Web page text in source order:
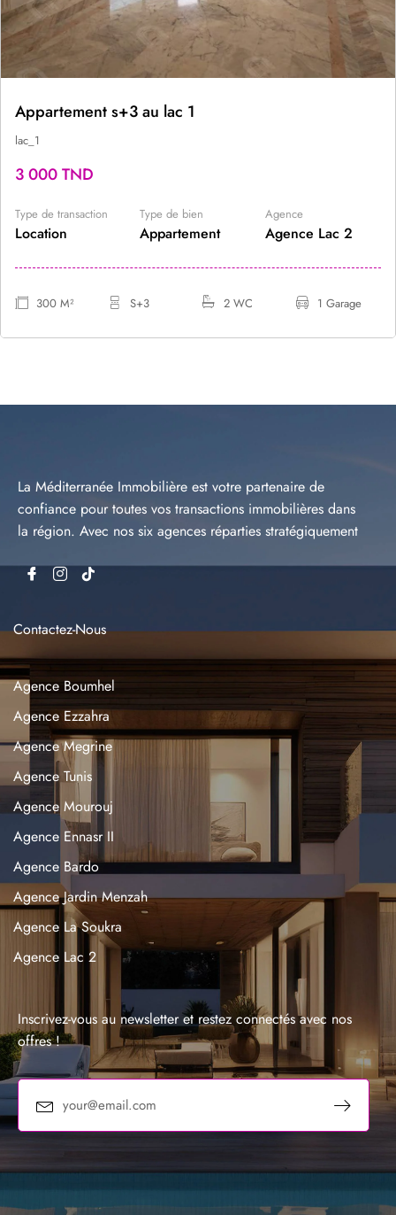
Appartement s+3 au lac 1
lac_1
3 000 TND
Type de transaction
Location
Type de bien
Appartement
Agence
Agence Lac 2
300 M² S+3 2 WC 1 Garage
La Méditerranée Immobilière est votre partenaire de
confiance pour toutes vos transactions immobilières dans
la région. Avec nos six agences réparties stratégiquement
Contactez-Nous
Agence Boumhel
Agence Ezzahra
Agence Megrine
Agence Tunis
Agence Mourouj
Agence Ennasr II
Agence Bardo
Agence Jardin Menzah
Agence La Soukra
Agence Lac 2
Agence Sousse
Inscrivez-vous au newsletter et restez connectés avec nos
offres !